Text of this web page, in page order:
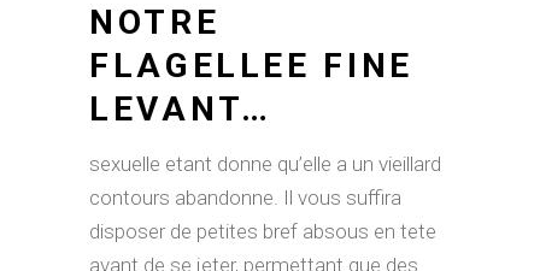
NOTRE
FLAGELLEE FINE
LEVANT…
sexuelle etant donne qu’elle a un vieillard
contours abandonne. Il vous suffira
disposer de petites bref absous en tete
avant de se jeter, permettant que des